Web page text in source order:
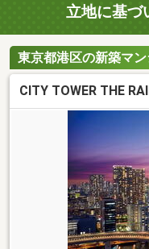
立地に基づ
東京都港区の新築マ
CITY TOWER THE